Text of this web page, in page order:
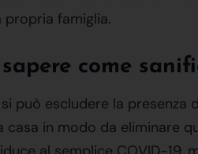
propria famiglia.
come
può escludere la
in modo da eliminare